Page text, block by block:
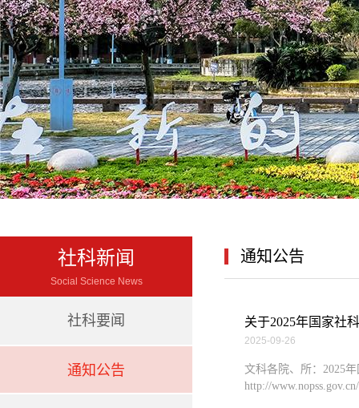
社科新闻
Social Science News
社科要闻
通知公告
通知公告
关于2025年国家社
2025-09-26
文科各院、所：2025
http://